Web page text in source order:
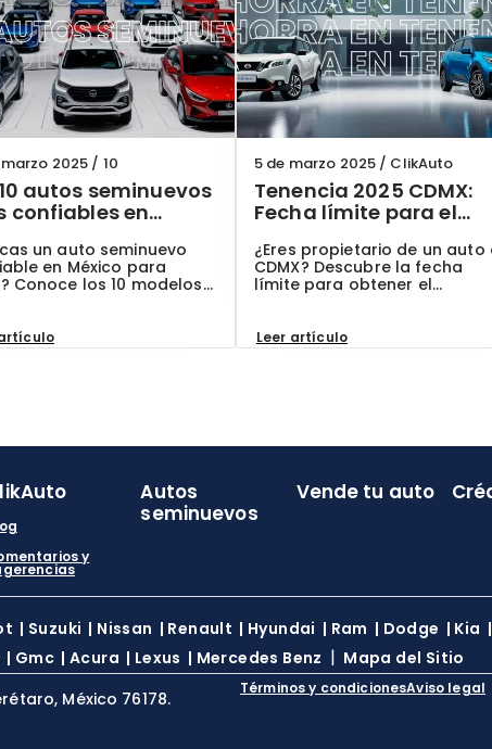
marzo 2025 / 10
autos seminuevos
confiables en
un auto seminuevo
en México para
Conoce los 10 modelos
opción para ti. ¡En
te ofrecemos
5 de marzo 2025 / ClikAuto
Tenencia 2025 CDMX:
Fecha límite para el
ahorrar
¿Eres propietario de un auto
CDMX? Descubre la fecha
límite para obtener el
ayudamos a mantener tu
en regla.
Leer artículo
y
Autos
seminuevos
Vende tu auto
| Suzuki | Nissan | Renault | Hyundai | Ram | Dodge | Kia
| Gmc | Acura | Lexus | Mercedes Benz | Mapa del Sitio
México 76178.
Términos y condicionesAviso legal